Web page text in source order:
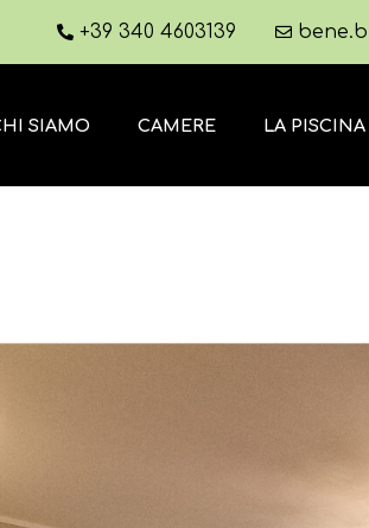
+39 340 4603139
SIAMO CAMERE LA PISCINA